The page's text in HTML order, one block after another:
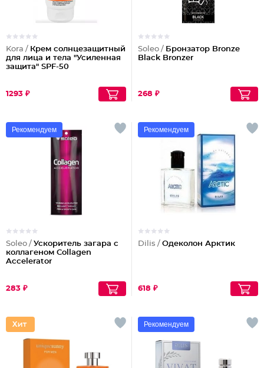
Kora / Крем солнцезащитный
для лица и тела "Усиленная
защита" SPF-50
1293 ₽
Soleo / Бронзатор Bronze
Black Bronzer
268 ₽
Рекомендуем
Soleo / Ускоритель загара с
коллагеном Collagen
Accelerator
283 ₽
Рекомендуем
Dilis / Одеколон Арктик
618 ₽
Рекомендуем